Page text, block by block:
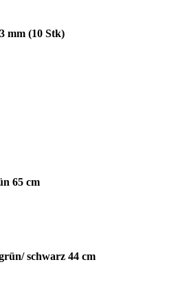
mm (10 Stk)
65 cm
schwarz 44 cm